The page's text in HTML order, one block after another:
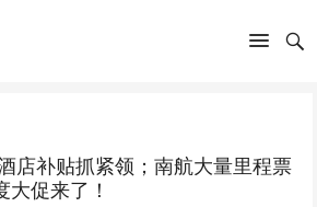
店补贴抓紧领；南航大量里程票
促来了！